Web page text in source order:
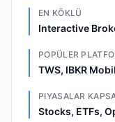
EN KÖKLÜ
Interactive
POPÜLER
TWS, IBKR
PIYASALAR
Stocks, ETFs,